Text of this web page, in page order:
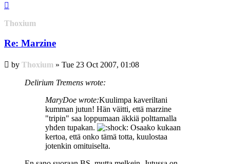
Thoxium
Re: Marzine
Post
by Thoxium » Tue 23 Oct 2007, 01:08
Delirium Tremens wrote:
MaryDoe wrote:Kuulimpa kaveriltani
kumman jutun! Hän väitti, että marzine
"tripin" saa loppumaan äkkiä polttamalla
yhden tupakan.
Osaako kukaan
kertoa, että onko tämä totta, kuulostaa
jotenkin omituiselta.